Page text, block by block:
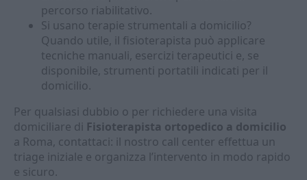
percorso riabilitativo.
Si usano terapie strumentali a domicilio?
Quando utile, il fisioterapista può applicare
tecniche manuali, esercizi terapeutici e, se
disponibile, strumenti portatili indicati per il
domicilio.
Per qualsiasi dubbio o per richiedere una visita
domiciliare di Fisioterapista ortopedico a domicilio
a Roma, contattaci: il nostro call center effettua un
triage iniziale e organizza l’intervento in modo rapido
e sicuro.